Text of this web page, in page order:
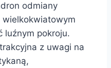
odmiany
luźnym pokroju.
z uwagi na